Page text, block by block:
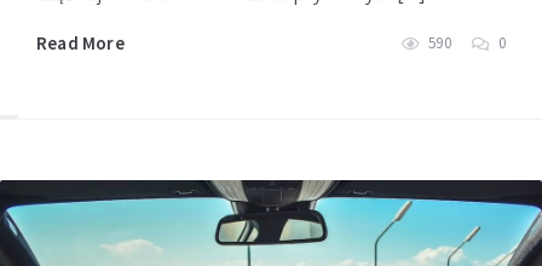
Read More 590 0